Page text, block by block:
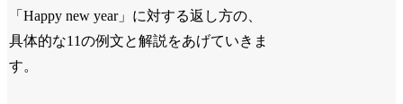
「Happy new year」に対する返し方の、
具体的な11の例文と解説をあげていきま
す。